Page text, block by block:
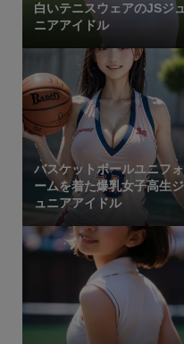
白いテニスウェアのJSジ
ニアアイドル
バスケットボールユニフォ
ームを着た爆乳女子高生ジ
ュニアアイドル